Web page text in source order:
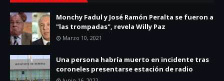
Monchy Fadul y José Ramón Peralta se fueron a
"las trompadas", revela Willy Paz
Marzo 10, 2021
Una persona habría muerto en incidente tras
coroneles presentarse estación de radio